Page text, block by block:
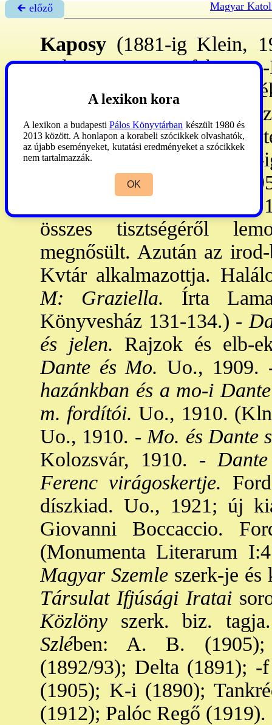
🡰 előző Magyar
Kaposy (1881-ig Klein,
Zala vm., 1863. febr.
Bpen éretts.,
Pázmáneumban teol-t
Erzsébet tanítója Bad
X. 20: pappá szent.
M. Szle
szerk-je,
1898-1906: a SZIT ig-ja,
összes tisztségéről
megnősült. Azután az
Kvtár alkalmazottja.
M: Graziella. Írta
Könyvesház 131-134.) -
és jelen. Rajzok és elb-
Dante és Mo.Uo., 1909.
hazánkban és a mo-i
m. fordítói.Uo., 1910.
Uo., 1910. - Mo. és Dante
Kolozsvár, 1910. -
Ferenc virágoskertje.
díszkiad. Uo., 1921; új
Giovanni Boccaccio.
(Monumenta Literarum
Magyar Szemle szerk-je és
Társulat Ifjúsági Iratai
Közlöny szerk. biz.
Szlében: A. B. (1905);
(1892/93); Delta (1891);
(1905); K-i (1890);
(1912); Palóc Regő (1919).
A lexikon kora
A lexikon a budapesti Pálos Könyvtárban készült 1980 és
2013 között. A honlapon a korabeli szócikkek olvashatók,
az újabb eseményeket, kutatási eredményeket a szócikkek
nem tartalmazzák.
OK